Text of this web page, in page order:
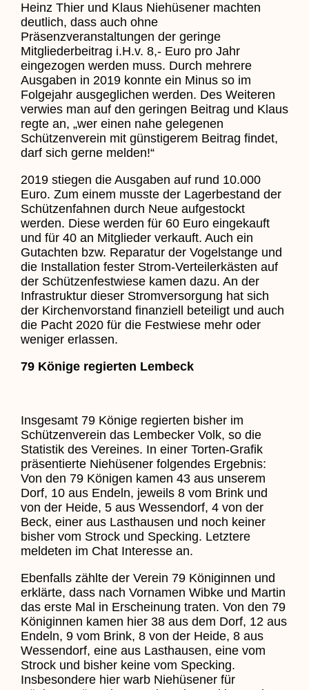
Heinz Thier und Klaus Niehüsener machten
deutlich, dass auch ohne
Präsenzveranstaltungen der geringe
Mitgliederbeitrag i.H.v. 8,- Euro pro Jahr
eingezogen werden muss. Durch mehrere
Ausgaben in 2019 konnte ein Minus so im
Folgejahr ausgeglichen werden. Des Weiteren
verwies man auf den geringen Beitrag und Klaus
regte an, „wer einen nahe gelegenen
Schützenverein mit günstigerem Beitrag findet,
darf sich gerne melden!“
2019 stiegen die Ausgaben auf rund 10.000
Euro. Zum einem musste der Lagerbestand der
Schützenfahnen durch Neue aufgestockt
werden. Diese werden für 60 Euro eingekauft
und für 40 an Mitglieder verkauft. Auch ein
Gutachten bzw. Reparatur der Vogelstange und
die Installation fester Strom-Verteilerkästen auf
der Schützenfestwiese kamen dazu. An der
Infrastruktur dieser Stromversorgung hat sich
der Kirchenvorstand finanziell beteiligt und auch
die Pacht 2020 für die Festwiese mehr oder
weniger erlassen.
79 Könige regierten Lembeck
Insgesamt 79 Könige regierten bisher im
Schützenverein das Lembecker Volk, so die
Statistik des Vereines. In einer Torten-Grafik
präsentierte Niehüsener folgendes Ergebnis:
Von den 79 Königen kamen 43 aus unserem
Dorf, 10 aus Endeln, jeweils 8 vom Brink und
von der Heide, 5 aus Wessendorf, 4 von der
Beck, einer aus Lasthausen und noch keiner
bisher vom Strock und Specking. Letztere
meldeten im Chat Interesse an.
Ebenfalls zählte der Verein 79 Königinnen und
erklärte, dass nach Vornamen Wibke und Martin
das erste Mal in Erscheinung traten. Von den 79
Königinnen kamen hier 38 aus dem Dorf, 12 aus
Endeln, 9 vom Brink, 8 von der Heide, 8 aus
Wessendorf, eine aus Lasthausen, eine vom
Strock und bisher keine vom Specking.
Insbesondere hier warb Niehüsener für